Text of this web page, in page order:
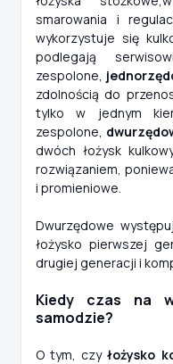
smarowania i
wykorzystuje się
podlegają
zespolone,
zdolnością do
tylko w jednym
zespolone,
dwóch łożysk
rozwiązaniem,
i promieniowe.
Dwurzędowe
łożysko pierwszej
drugiej generacji i
Kiedy czas na
samodzie?
O tym, czyłożysko